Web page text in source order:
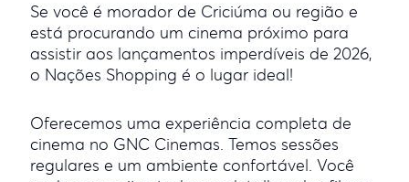
Se você é morador de Criciúma ou região e
está procurando um cinema próximo para
assistir aos lançamentos imperdíveis de 2026,
o Nações Shopping é o lugar ideal!
Oferecemos uma experiência completa de
cinema no GNC Cinemas. Temos sessões
regulares e um ambiente confortável. Você